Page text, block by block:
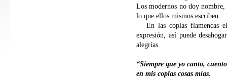
Los modernos no doy nombre,
lo que ellos mismos escriben.
En las coplas flamencas
expresión, así puede
alegrías.
“Siempre que yo canto, cuento
en mis coplas cosas mías.